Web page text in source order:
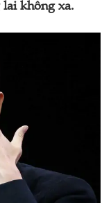
không xa.